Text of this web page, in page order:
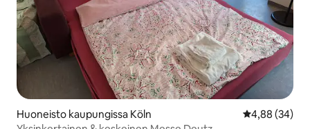
Huoneisto kaupungissa Köln
4,88 (34)